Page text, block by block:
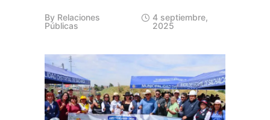
By Relaciones
Públicas
4 septiembre,
2025